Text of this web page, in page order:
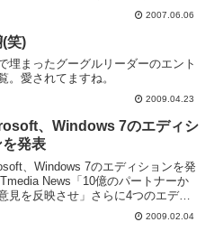
るわけじゃないけど制限が入るのは気
にいやだ。つーかへたサーバ公開とか
いね。15Gって...
2007.06.06
笑)
埋まったグーグルリーダーのエント
。愛されてますね。
2009.04.23
、Windows 7のエディシ
を発表
、Windows 7のエディションを発
News「10億のパートナーか
見を反映させ」さらに4つのエディ
ンも提供する。などと書いてある割に
ィション分けまくりなのはソレを望ん
2009.02.04